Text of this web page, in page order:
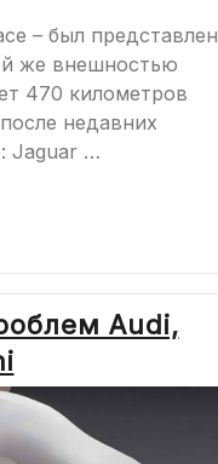
– был представлен
же внешностью
470 километров
недавних
Jaguar …
Audi,